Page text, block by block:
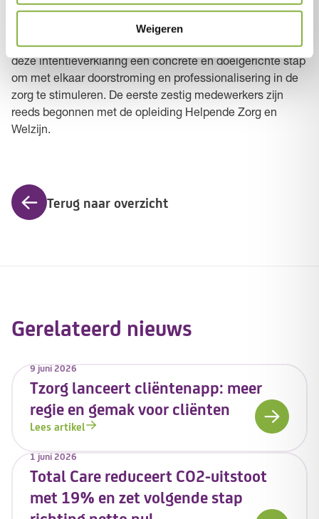
Weigeren
Winter (algemeen directeur Tzorg), Gonnie Kronenberg
(directeur Bedrijfsvoering Buurtzorg) en Marc van Harten
(eigenaar Educared) zetten met de ondertekening van
deze intentieverklaring een concrete en doelgerichte stap
om met elkaar doorstroming en professionalisering in de
zorg te stimuleren. De eerste zestig medewerkers zijn
reeds begonnen met de opleiding Helpende Zorg en
Welzijn.
Terug naar overzicht
Gerelateerd nieuws
Tzorg lanceert cliëntenapp: meer
regie en gemak voor cliënten
9 juni 2026
Lees artikel
Total Care reduceert CO2-uitstoot
met 19% en zet volgende stap
1 juni 2026